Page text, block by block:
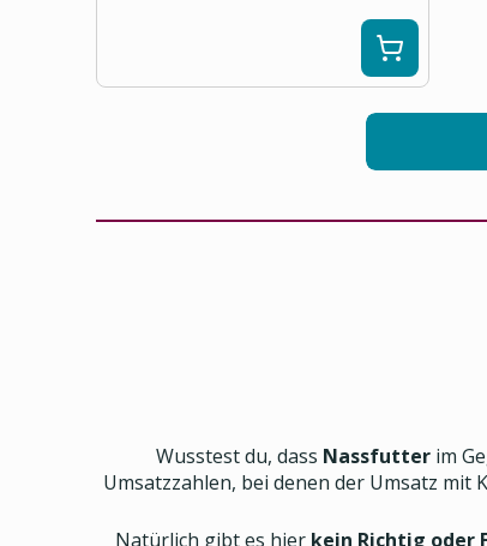
Wusstest du, dass Nassfutterim
Umsatzzahlen, bei denen der Umsatz
Natürlich gibt es hier kein Richtig oder